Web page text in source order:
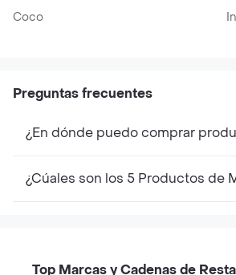
Coco
Preguntas frecuentes
¿En dónde puedo comprar
¿Cúales son los 5 Productos de
Top Marcas y Cadenas de